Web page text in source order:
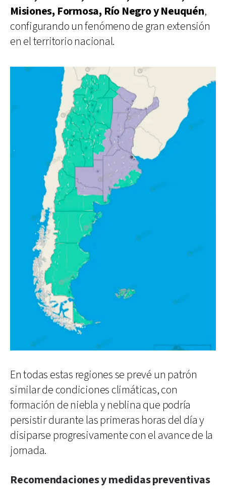
Misiones, Formosa, Río Negro y Neuquén,
configurando un fenómeno de gran extensión
en el territorio nacional.
En todas estas regiones se prevé un patrón
similar de condiciones climáticas, con
formación de niebla y neblina que podría
persistir durante las primeras horas del día y
disiparse progresivamente con el avance de la
jornada.
Recomendaciones y medidas preventivas